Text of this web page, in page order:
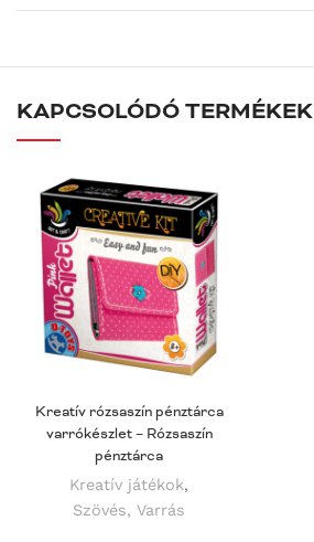
KAPCSOLÓDÓ TERMÉKEK
Kreatív rózsaszín pénztárca
varrókészlet – Rózsaszín
pénztárca
Kreatív játékok,
Szövés, Varrás